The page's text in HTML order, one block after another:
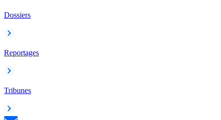
Dossiers
Reportages
Tribunes